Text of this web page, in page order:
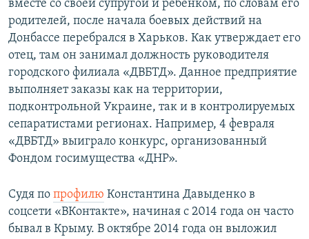
вместе со своей супругой и ребенком, по словам его
родителей, после начала боевых действий на
Донбассе перебрался в Харьков. Как утверждает его
отец, там он занимал должность руководителя
городского филиала «ДВБТД». Данное предприятие
выполняет заказы как на территории,
подконтрольной Украине, так и в контролируемых
сепаратистами регионах. Например, 4 февраля
«ДВБТД» выиграло конкурс, организованный
Фондом госимущества «ДНР».
Судя по профилю Константина Давыденко в
соцсети «ВКонтакте», начиная с 2014 года он часто
бывал в Крыму. В октябре 2014 года он выложил